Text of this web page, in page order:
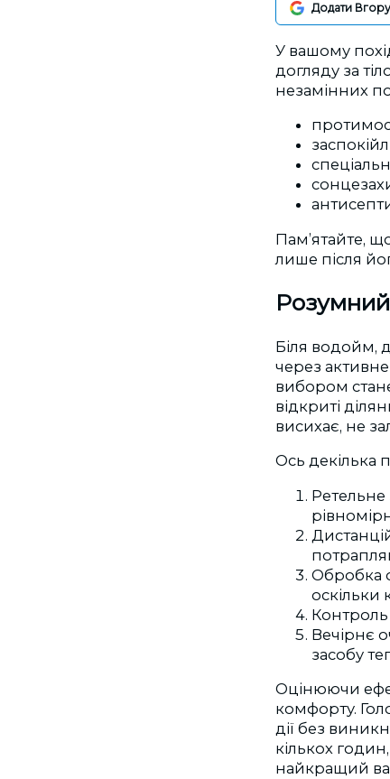
Додати
У вашому
догляду за
незамінних
Пам’ятайте,
лише після
Біля водойм,
через
вибором
відкриті
висихає, не
Ось декілька
Обробка
оскільки
Контроль
Вечірнє
засобу
Оцінюючи
комфорту.
дії без
кількох
найкращий